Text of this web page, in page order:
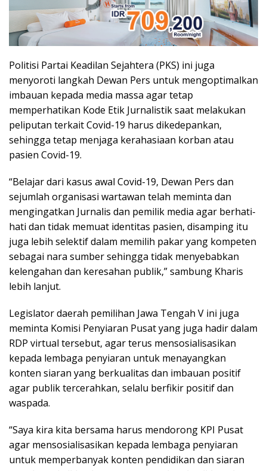
Politisi Partai Keadilan Sejahtera (PKS) ini juga
menyoroti langkah Dewan Pers untuk mengoptimalkan
imbauan kepada media massa agar tetap
memperhatikan Kode Etik Jurnalistik saat melakukan
peliputan terkait Covid-19 harus dikedepankan,
sehingga tetap menjaga kerahasiaan korban atau
pasien Covid-19.
“Belajar dari kasus awal Covid-19, Dewan Pers dan
sejumlah organisasi wartawan telah meminta dan
mengingatkan Jurnalis dan pemilik media agar berhati-
hati dan tidak memuat identitas pasien, disamping itu
juga lebih selektif dalam memilih pakar yang kompeten
sebagai nara sumber sehingga tidak menyebabkan
kelengahan dan keresahan publik,” sambung Kharis
lebih lanjut.
Legislator daerah pemilihan Jawa Tengah V ini juga
meminta Komisi Penyiaran Pusat yang juga hadir dalam
RDP virtual tersebut, agar terus mensosialisasikan
kepada lembaga penyiaran untuk menayangkan
konten siaran yang berkualitas dan imbauan positif
agar publik tercerahkan, selalu berfikir positif dan
waspada.
“Saya kira kita bersama harus mendorong KPI Pusat
agar mensosialisasikan kepada lembaga penyiaran
untuk memperbanyak konten pendidikan dan siaran